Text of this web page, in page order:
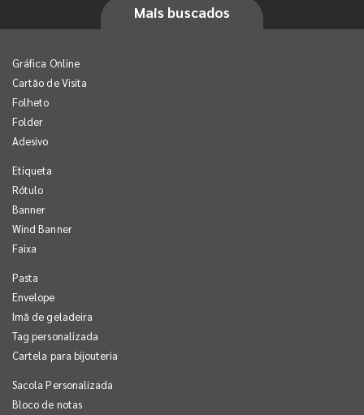
Mais buscados
Gráfica Online
Cartão de Visita
Folheto
Folder
Adesivo
Etiqueta
Rótulo
Banner
Wind Banner
Faixa
Pasta
Envelope
Imã de geladeira
Tag personalizada
Cartela para bijouteria
Sacola Personalizada
Bloco de notas